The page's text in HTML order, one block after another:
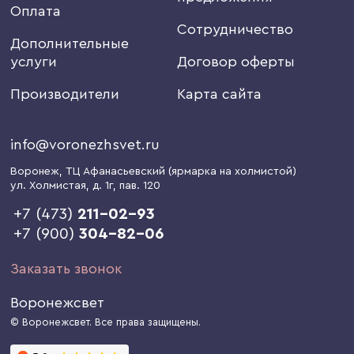
Оплата
Дополнительные
услуги
Производители
Сотрудничество
Договор оферты
Карта сайта
info@voronezhsvet.ru
Воронеж, ТЦ Афанасьевский (ярмарка на холмистой)
ул. Холмистая, д. 1г, пав. 120
+7 (473) 211-02-93
+7 (900)304-82-06
Заказать звонок
Воронежсвет
© Воронежсвет. Все права защищены.